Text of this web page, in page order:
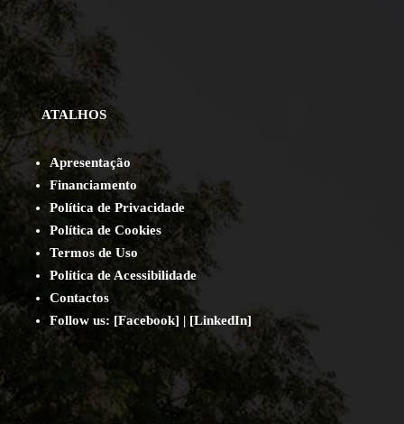
ATALHOS
Apresentação
Financiamento
Política de Privacidade
Política de Cookies
Termos de Uso
Política de Acessibilidade
Contactos
Follow us: [Facebook] | [LinkedIn]